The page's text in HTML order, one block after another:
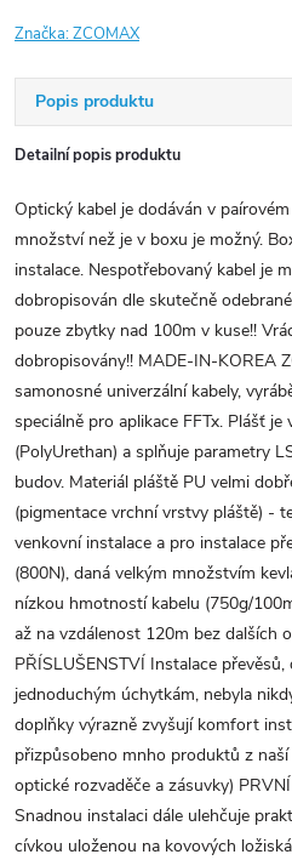
Značka:ZCOMAX
Popis produktu
Detailní popis produktu
Optický kabel je dodáván v
množství než je v boxu je možný.
instalace. Nespotřebovaný kabel je
dobropisován dle skutečně
pouze zbytky nad 100m v kuse!!
dobropisovány!! MADE-IN-KOREA
samonosné univerzální kabely,
speciálně pro aplikace FFTx. Plášť
(PolyUrethan) a splňuje parametry
budov. Materiál pláště PU velmi
(pigmentace vrchní vrstvy pláště) -
venkovní instalace a pro instalace
(800N), daná velkým množstvím
nízkou hmotností kabelu (750g/
až na vzdálenost 120m bez dalších
PŘÍSLUŠENSTVÍ Instalace
jednoduchým úchytkám, nebyla
doplňky výrazně zvyšují komfort
přizpůsobeno mnho produktů z
optické rozvaděče a zásuvky)
Snadnou instalaci dále ulehčuje
cívkou uloženou na kovových